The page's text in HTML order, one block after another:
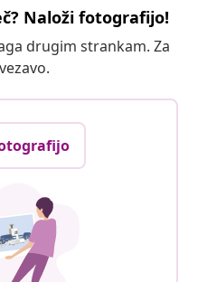
Naloži fotografijo!
drugim strankam. Za